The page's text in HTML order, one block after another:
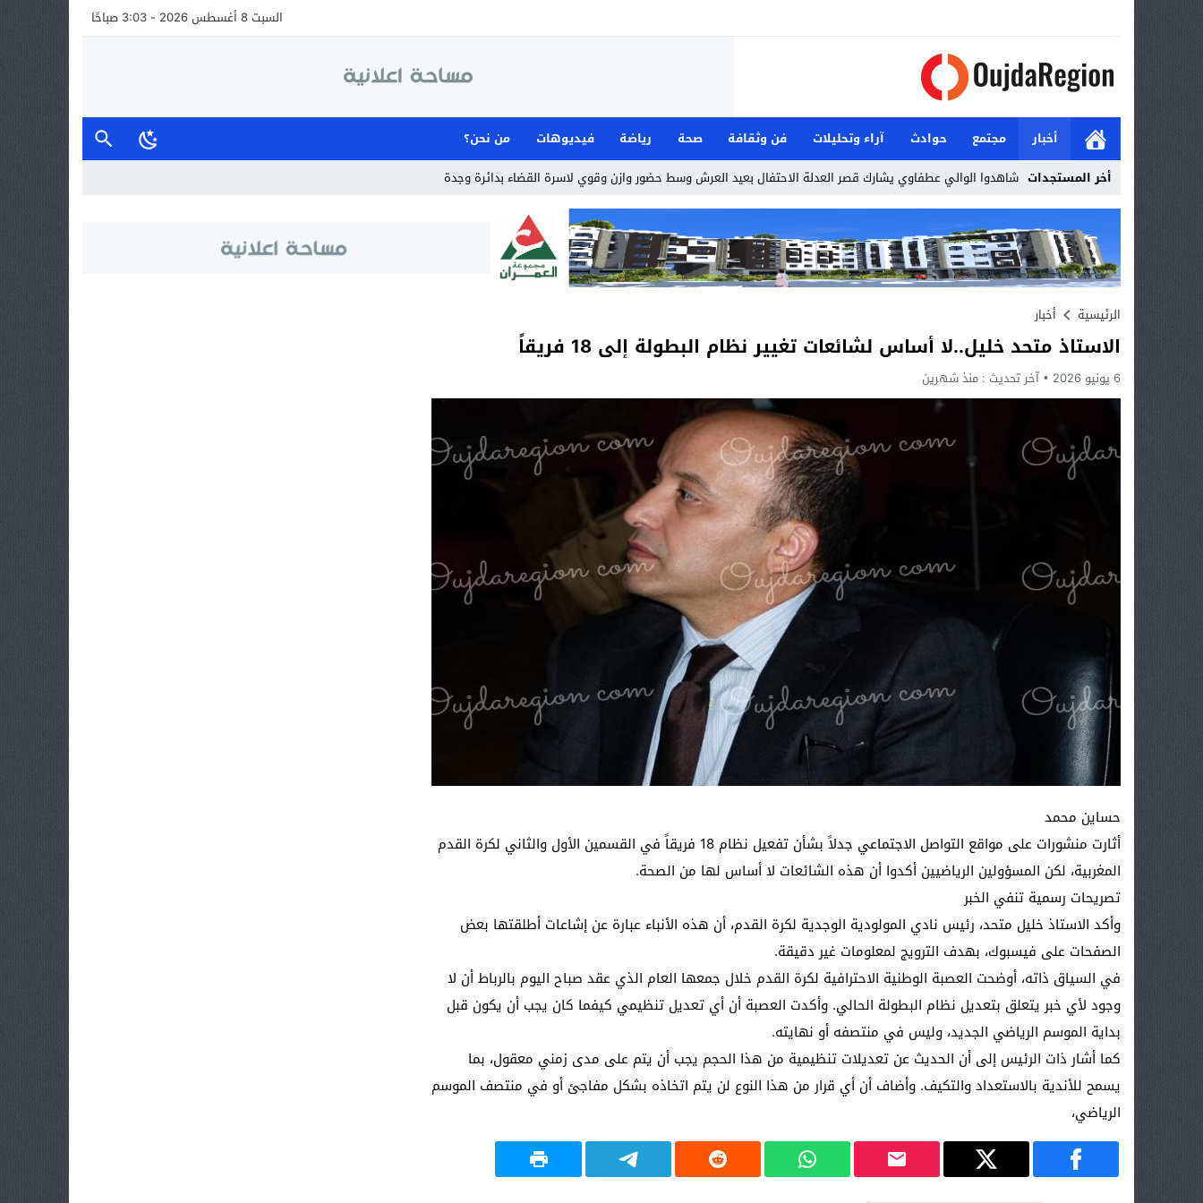
السبت 8 أغسطس 2026 - 3:03 صباحًا
أخبار مجتمع حوادث آراء وتحليلات فن وثقافة صحة رياضة فيديوهات
من نحن؟
أخر المستجدات شاهدوا الوالي عطفاوي يشارك قصر العدلة الاحتفال بعيد العرش وسط حضور وازن وقوي لاسرة القضاء بدائرة وجدة
Stop
Previous
Next
الرئيسية
أخبار
الاستاذ متحد خليل..لا أساس لشائعات تغيير نظام البطولة إلى 18 فريقاً
6 يونيو 2026 آخر تحديث : منذ شهرين
حساين محمد
أثارت منشورات على مواقع التواصل الاجتماعي جدلاً بشأن تفعيل نظام 18 فريقاً في القسمين الأول والثاني لكرة القدم
المغربية، لكن المسؤولين الرياضيين أكدوا أن هذه الشائعات لا أساس لها من الصحة.
تصريحات رسمية تنفي الخبر
وأكد الاستاذ خليل متحد، رئيس نادي المولودية الوجدية لكرة القدم، أن هذه الأنباء عبارة عن إشاعات أطلقتها بعض
الصفحات على فيسبوك، بهدف الترويج لمعلومات غير دقيقة.
في السياق ذاته، أوضحت العصبة الوطنية الاحترافية لكرة القدم خلال جمعها العام الذي عقد صباح اليوم بالرباط أن لا
وجود لأي خبر يتعلق بتعديل نظام البطولة الحالي. وأكدت العصبة أن أي تعديل تنظيمي كيفما كان يجب أن يكون قبل
بداية الموسم الرياضي الجديد، وليس في منتصفه أو نهايته.
كما أشار ذات الرئيس إلى أن الحديث عن تعديلات تنظيمية من هذا الحجم يجب أن يتم على مدى زمني معقول، بما
يسمح للأندية بالاستعداد والتكيف. وأضاف أن أي قرار من هذا النوع لن يتم اتخاذه بشكل مفاجئ أو في منتصف الموسم
الرياضي،